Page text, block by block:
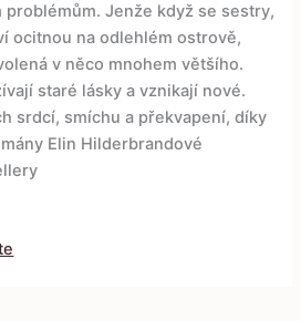
Jenže když se sestry,
ocitnou na odlehlém ostrově,
v něco mnohem většího.
staré lásky a vznikají nové.
srdcí, smíchu a překvapení, díky
Elin Hilderbrandové